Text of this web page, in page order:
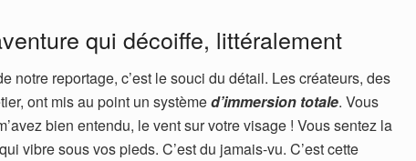
qui décoiffe, littéralement
notre reportage, c’est le souci du détail. Les créateurs, des
ont mis au point un systèmed’immersion totale. Vous
bien entendu, le vent sur votre visage ! Vous sentez la
vibre sous vos pieds. C’est du jamais-vu. C’est cette